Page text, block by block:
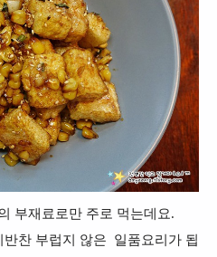
부재료로만 주로 먹는데요.
찬 부럽지 않은 일품요리가 됩